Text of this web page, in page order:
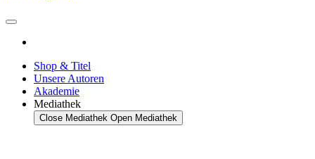
Shop & Titel
Unsere Autoren
Akademie
Mediathek
Close Mediathek Open Mediathek